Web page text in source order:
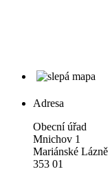
Adresa
Obecní úřad
Mnichov 1
Mariánské Lázně
353 01